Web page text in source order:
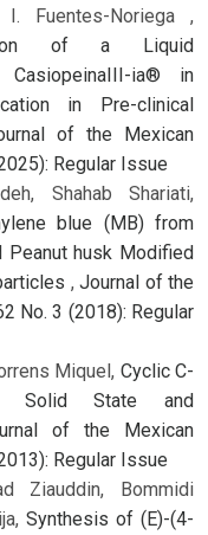
I. Fuentes-Noriega ,
of a Liquid
CasiopeinaIII-ia® in
in Pre-clinical
of the Mexican
Regular Issue
Shahab Shariati,
blue (MB) from
husk Modified
, Journal of the
No. 3 (2018): Regular
Miquel, Cyclic C-
Solid State and
of the Mexican
Regular Issue
Ziauddin, Bommidi
Synthesis of (E)-(4-